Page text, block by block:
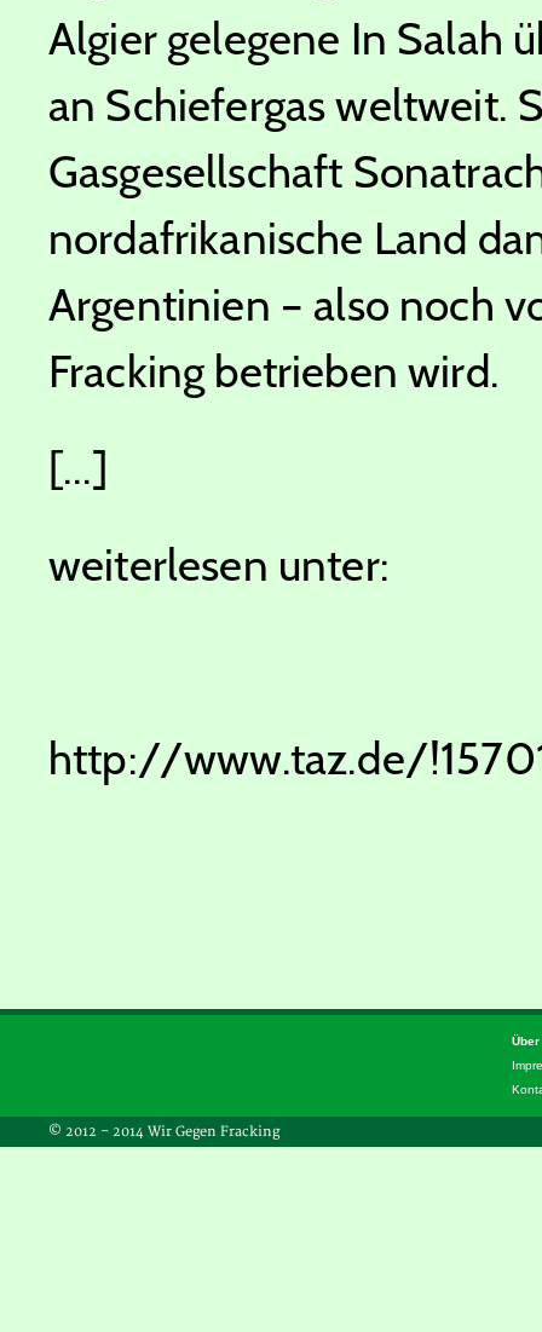
Algier gelegene In Salah
an Schiefergas weltweit.
Gasgesellschaft
nordafrikanische Land
Argentinien – also noch
Fracking betrieben wird.
[...]
weiterlesen unter:
http://www.taz.de/
Über
© 2012 – 2014 Wir Gegen Fracking